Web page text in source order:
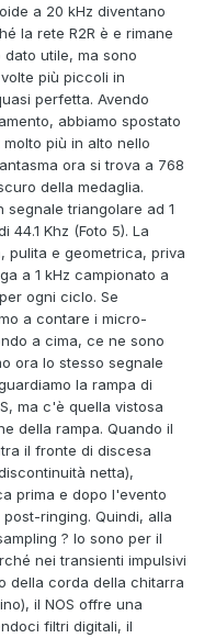
a 20 kHz diventano
la rete R2R è e rimane
utile, ma sono
più piccoli in
perfetta. Avendo
abbiamo spostato
più in alto nello
ora si trova a 768
della medaglia.
segnale triangolare ad 1
Khz (Foto 5). La
pulita e geometrica, priva
a 1 kHz campionato a
ogni ciclo. Se
a contare i micro-
a cima, ce ne sono
ora lo stesso segnale
la rampa di
ma c'è quella vistosa
della rampa. Quando il
il fronte di discesa
netta),
prima e dopo l'evento
ringing. Quindi, alla
? Io sono per il
nei transienti impulsivi
della corda della chitarra
il NOS offre una
filtri digitali, il